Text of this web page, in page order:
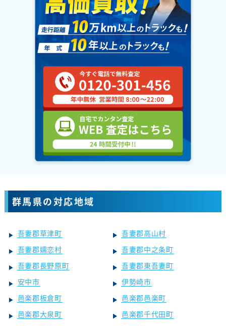
群馬県の対応地域
吾妻郡草津町
吾妻郡高山村
吾妻郡嬬恋村
吾妻郡中之条町
吾妻郡長野原町
吾妻郡東吾妻町
安中市
伊勢崎市
邑楽郡板倉町
邑楽郡邑楽町
邑楽郡大泉町
邑楽郡千代田町